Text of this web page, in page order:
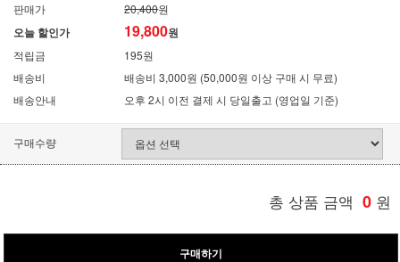
판매가
20,400원
오늘 할인가 19,800원
적립금
195원
배송비
배송비 3,000원 (50,000원 이상 구매 시 무료)
배송안내
오후 2시 이전 결제 시 당일출고 (영업일 기준)
구매수량
총 상품 금액 0 원
구매하기